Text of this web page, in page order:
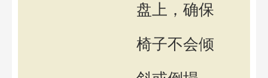
盘上，确保
椅子不会倾